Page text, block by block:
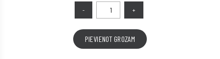
PIEVIENOT GROZAM